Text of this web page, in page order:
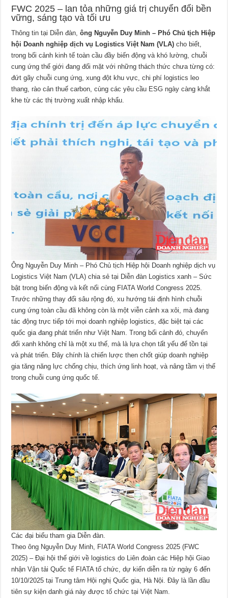
FWC 2025 – lan tỏa những giá trị chuyển đổi bền
vững, sáng tạo và tối ưu
Thông tin tại Diễn đàn,ông Nguyễn Duy Minh – Phó Chủ tịch Hiệp
hội Doanh nghiệp dịch vụ Logistics Việt Nam (VLA) cho biết,
trong bối cảnh kinh tế toàn cầu đầy biến động và khó lường, chuỗi
cung ứng thế giới đang đối mặt với những thách thức chưa từng có:
đứt gãy chuỗi cung ứng, xung đột khu vực, chi phí logistics leo
thang, rào cản thuế carbon, cùng các yêu cầu ESG ngày càng khắt
khe từ các thị trường xuất nhập khẩu.
Ông Nguyễn Duy Minh – Phó Chủ tịch Hiệp hội Doanh nghiệp dịch vụ
Logistics Việt Nam (VLA) chia sẻ tại Diễn đàn Logistics xanh – Sức
bật trong biến động và kết nối cùng FIATA World Congress 2025.
Trước những thay đổi sâu rộng đó, xu hướng tái định hình chuỗi
cung ứng toàn cầu đã không còn là một viễn cảnh xa xôi, mà đang
tác động trực tiếp tới mọi doanh nghiệp logistics, đặc biệt tại các
quốc gia đang phát triển như Việt Nam. Trong bối cảnh đó, chuyển
đổi xanh không chỉ là một xu thế, mà là lựa chọn tất yếu để tồn tại
và phát triển. Đây chính là chiến lược then chốt giúp doanh nghiệp
gia tăng năng lực chống chịu, thích ứng linh hoạt, và nâng tầm vị thế
trong chuỗi cung ứng quốc tế.
Các đại biểu tham gia Diễn đàn.
Theo ông Nguyễn Duy Minh, FIATA World Congress 2025 (FWC
2025) – Đại hội thế giới về logistics do Liên đoàn các Hiệp hội Giao
nhận Vận tải Quốc tế FIATA tổ chức, dự kiến diễn ra từ ngày 6 đến
10/10/2025 tại Trung tâm Hội nghị Quốc gia, Hà Nội. Đây là lần đầu
tiên sự kiện danh giá này được tổ chức tại Việt Nam.